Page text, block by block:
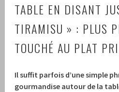
TABLE EN DISANT
TIRAMISU » : PLUS
TOUCHÉ AU PLAT
Il suffit parfois d’une simple
gourmandise autour de la